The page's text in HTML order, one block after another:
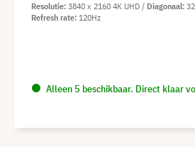
Alleen 5 beschikbaar. Direct klaar
Resolutie 3840 x 2160 4K UHD Diagonaal
Refresh rate 120Hz